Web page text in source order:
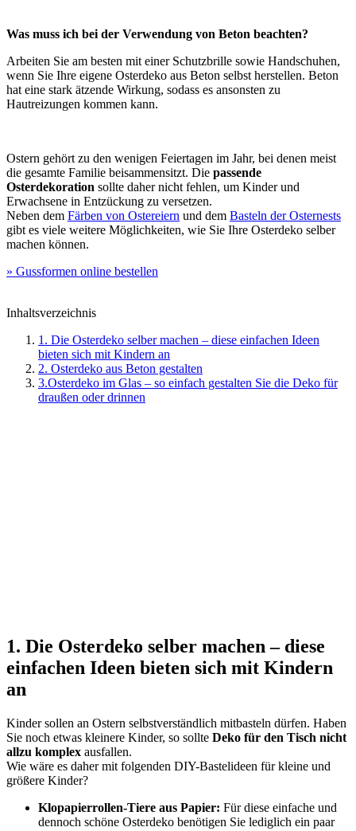
Was muss ich bei der Verwendung von Beton beachten?
Arbeiten Sie am besten mit einer Schutzbrille sowie Handschuhen,
wenn Sie Ihre eigene Osterdeko aus Beton selbst herstellen. Beton
hat eine stark ätzende Wirkung, sodass es ansonsten zu
Hautreizungen kommen kann.
Ostern gehört zu den wenigen Feiertagen im Jahr, bei denen meist
die gesamte Familie beisammensitzt. Die passende
Osterdekoration sollte daher nicht fehlen, um Kinder und
Erwachsene in Entzückung zu versetzen.
Neben dem Färben von Ostereiern und dem Basteln der Osternests
gibt es viele weitere Möglichkeiten, wie Sie Ihre Osterdeko selber
machen können.
» Gussformen online bestellen
Inhaltsverzeichnis
1. Die Osterdeko selber machen – diese einfachen Ideen
bieten sich mit Kindern an
2. Osterdeko aus Beton gestalten
3.Osterdeko im Glas – so einfach gestalten Sie die Deko für
draußen oder drinnen
1. Die Osterdeko selber machen – diese
einfachen Ideen bieten sich mit Kindern
an
Kinder sollen an Ostern selbstverständlich mitbasteln dürfen. Haben
Sie noch etwas kleinere Kinder, so sollte Deko für den Tisch nicht
allzu komplex ausfallen.
Wie wäre es daher mit folgenden DIY-Bastelideen für kleine und
größere Kinder?
Klopapierrollen-Tiere aus Papier: Für diese einfache und
dennoch schöne Osterdeko benötigen Sie lediglich ein paar